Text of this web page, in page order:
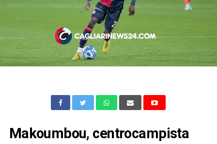
Makoumbou, centrocampista